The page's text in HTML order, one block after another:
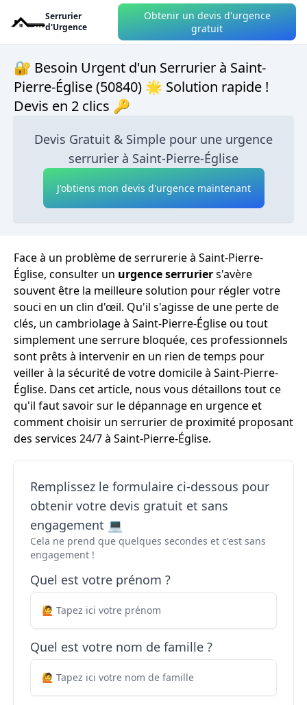
Serrurier
d'Urgence
Obtenir un devis d'urgence
gratuit
🔐 Besoin Urgent d'un Serrurier à Saint-
Pierre-Église (50840) 🌟 Solution rapide !
Devis en 2 clics 🔑
Devis Gratuit & Simple pour une urgence
serrurier à Saint-Pierre-Église
J'obtiens mon devis d'urgence maintenant
Face à un problème de serrurerie à Saint-Pierre-
Église, consulter un urgence serruriers'avère
souvent être la meilleure solution pour régler votre
souci en un clin d'œil. Qu'il s'agisse de une perte de
clés, un cambriolage à Saint-Pierre-Église ou tout
simplement une serrure bloquée, ces professionnels
sont prêts à intervenir en un rien de temps pour
veiller à la sécurité de votre domicile à Saint-Pierre-
Église. Dans cet article, nous vous détaillons tout ce
qu'il faut savoir sur le dépannage en urgence et
comment choisir un serrurier de proximité proposant
des services 24/7 à Saint-Pierre-Église.
Remplissez le formulaire ci-dessous pour
obtenir votre devis gratuit et sans
engagement 💻
Cela ne prend que quelques secondes et c'est sans
engagement !
Quel est votre prénom ?
Quel est votre nom de famille ?